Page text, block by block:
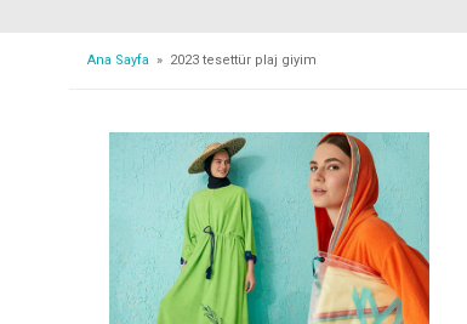
Ana Sayfa » 2023 tesettür plaj giyim